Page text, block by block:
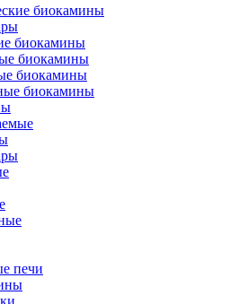
биокамины
биокамины
биокамины
биокамины
биокамины
печи